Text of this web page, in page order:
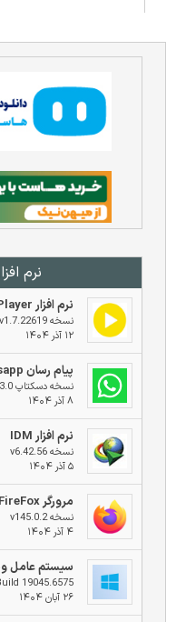
نرم
نرم افزار PotPlayer
نسخه v1.7.22619
۱۲ آذر ۱۴۰۴
پیام رسان Whatsapp
نسخه دسکتاپ v2.2586.3.0
۸ آذر ۱۴۰۴
نرم افزار IDM
نسخه v6.42.56
۵ آذر ۱۴۰۴
مرورگر Mozilla FireFox
نسخه v145.0.2
۴ آذر ۱۴۰۴
سیستم عامل
19045.6575
۲۶ آبان ۱۴۰۴